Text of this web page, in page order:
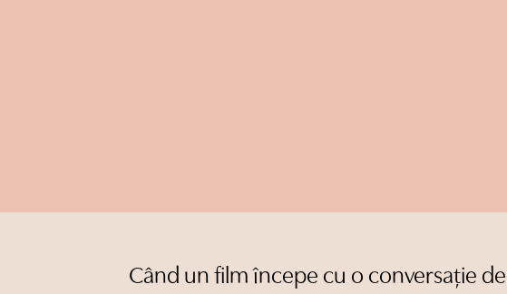
Când un film începe cu o conversație